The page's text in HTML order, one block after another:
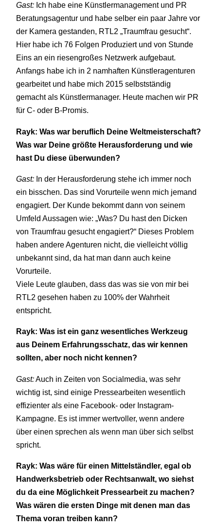
Gast: Ich habe eine Künstlermanagement und PR
Beratungsagentur und habe selber ein paar Jahre vor
der Kamera gestanden, RTL2 „Traumfrau gesucht“.
Hier habe ich 76 Folgen Produziert und von Stunde
Eins an ein riesengroßes Netzwerk aufgebaut.
Anfangs habe ich in 2 namhaften Künstleragenturen
gearbeitet und habe mich 2015 selbstständig
gemacht als Künstlermanager. Heute machen wir PR
für C- oder B-Promis.
Rayk: Was war beruflich Deine Weltmeisterschaft?
Was war Deine größte Herausforderung und wie
hast Du diese überwunden?
Gast: In der Herausforderung stehe ich immer noch
ein bisschen. Das sind Vorurteile wenn mich jemand
engagiert. Der Kunde bekommt dann von seinem
Umfeld Aussagen wie: „Was? Du hast den Dicken
von Traumfrau gesucht engagiert?“ Dieses Problem
haben andere Agenturen nicht, die vielleicht völlig
unbekannt sind, da hat man dann auch keine
Vorurteile.
Viele Leute glauben, dass das was sie von mir bei
RTL2 gesehen haben zu 100% der Wahrheit
entspricht.
Rayk: Was ist ein ganz wesentliches Werkzeug
aus Deinem Erfahrungsschatz, das wir kennen
sollten, aber noch nicht kennen?
Gast:Auch in Zeiten von Socialmedia, was sehr
wichtig ist, sind einige Pressearbeiten wesentlich
effizienter als eine Facebook- oder Instagram-
Kampagne. Es ist immer wertvoller, wenn andere
über einen sprechen als wenn man über sich selbst
spricht.
Rayk: Was wäre für einen Mittelständler, egal ob
Handwerksbetrieb oder Rechtsanwalt, wo siehst
du da eine Möglichkeit Pressearbeit zu machen?
Was wären die ersten Dinge mit denen man das
Thema voran treiben kann?